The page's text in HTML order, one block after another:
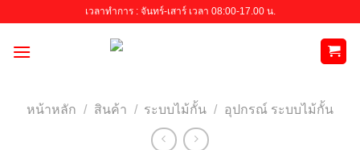
content
เวลาทำการ : จันทร์-เสาร์ เวลา 08:00-17.00 น.
หน้าหลัก / สินค้า / ระบบไม้กั้น / อุปกรณ์ ระบบไม้กั้น